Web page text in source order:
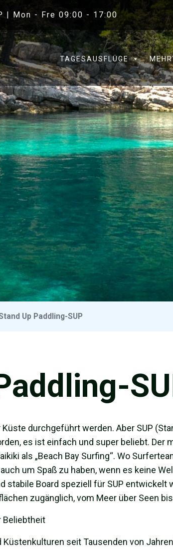
| Mon - Fre 09:00 - 17:00
TAGESAUSFLÜGE
Up Paddling-SUP
durchgeführt werden. Aber SUP
es ist einfach und super beliebt. Der
als „Beach Bay Surfing“. Wo
um Spaß zu haben, wenn es keine
stabile Board speziell für SUP entwickelt
zugänglich, vom Meer über Seen
Beliebtheit
seit Tausenden von